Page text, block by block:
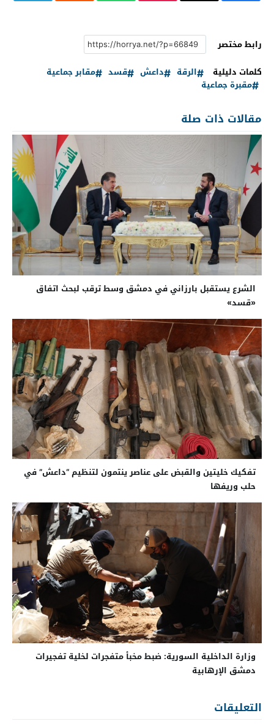
رابط مختصر
كلمات دليلية
الرقة داعش قسد
مقابر جماعية
مقبرة جماعية
مقالات ذات صلة
الشرع يستقبل بارزاني في دمشق وسط ترقب لبحث اتفاق
«قسد»
تفكيك خليتين والقبض على عناصر ينتمون لتنظيم “داعش” في
حلب وريفها
وزارة الداخلية السورية: ضبط مخبأ متفجرات لخلية تفجيرات
دمشق الإرهابية
التعليقات